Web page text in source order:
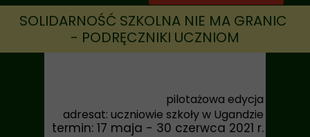
SOLIDARNOŚĆ SZKOLNA NIE MA GRANIC
- PODRĘCZNIKI UCZNIOM
pilotażowa edycja
adresat: uczniowie szkoły w Ugandzie
termin: 17 maja - 30 czerwca 2021 r.